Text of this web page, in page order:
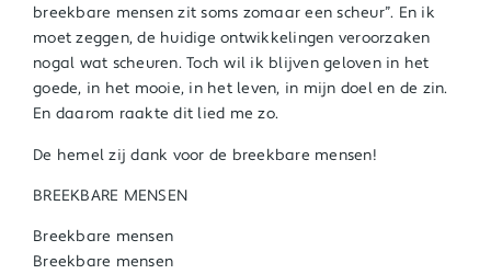
breekbare mensen zit soms zomaar een scheur”. En ik
moet zeggen, de huidige ontwikkelingen veroorzaken
nogal wat scheuren. Toch wil ik blijven geloven in het
goede, in het mooie, in het leven, in mijn doel en de zin.
En daarom raakte dit lied me zo.
De hemel zij dank voor de breekbare mensen!
BREEKBARE MENSEN
Breekbare mensen
Breekbare mensen